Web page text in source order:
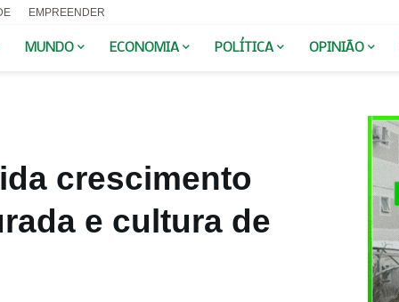
EMPREENDER
MUNDO ECONOMIA POLÍTICA OPINIÃO
crescimento
e cultura de